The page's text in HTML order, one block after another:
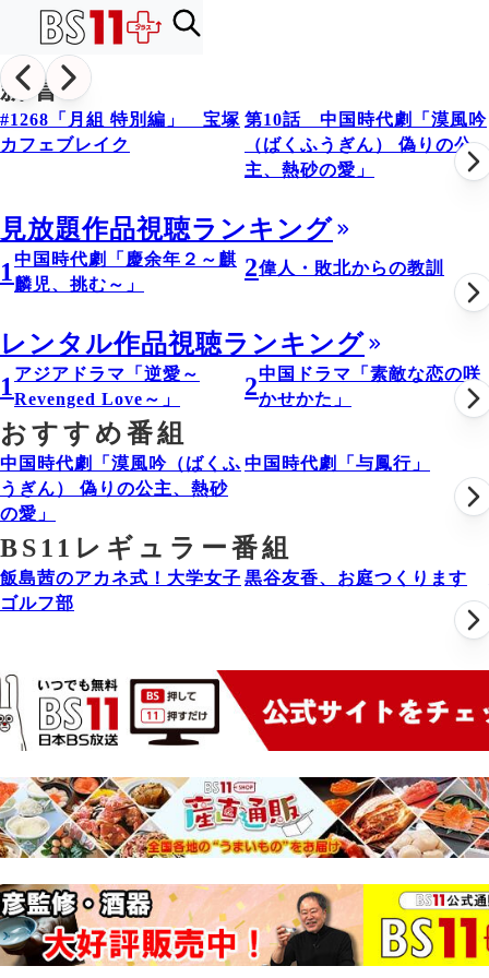
新着
#1268「月組 特別編」 宝塚
カフェブレイク
第10話 中国時代劇「漠風吟
（ばくふうぎん） 偽りの公
主、熱砂の愛」
見放題作品視聴ランキング
1中国時代劇「慶余年２～麒
麟児、挑む～」
2偉人・敗北からの教訓
レンタル作品視聴ランキング
1 アジアドラマ「逆愛～
Revenged Love～」
2中国ドラマ「素敵な恋の咲
かせかた」
おすすめ番組
中国時代劇「漠風吟（ばくふ
うぎん） 偽りの公主、熱砂
の愛」
中国時代劇「与鳳行」
BS11レギュラー番組
飯島茜のアカネ式！大学女子
ゴルフ部
黒谷友香、お庭つくります